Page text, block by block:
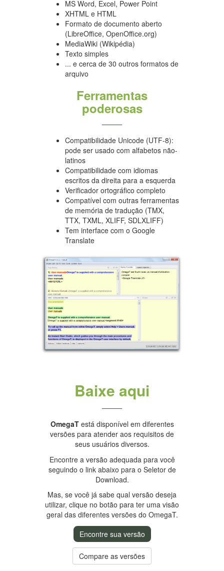
MS Word, Excel, Power Point
XHTML e HTML
Formato de documento aberto
(LibreOffice, OpenOffice.org)
MediaWiki (Wikipédia)
Texto simples
... e cerca de 30 outros formatos de
arquivo
Ferramentas
poderosas
Compatibilidade Unicode (UTF-8):
pode ser usado com alfabetos não-
latinos
Compatibilidade com idiomas
escritos da direita para a esquerda
Verificador ortográfico completo
Compatível com outras ferramentas
de memória de tradução (TMX,
TTX, TXML, XLIFF, SDLXLIFF)
Tem interface com o Google
Translate
Baixe aqui
OmegaTestá disponível em diferentes
versões para atender aos requisitos de
seus usuários diversos.
Encontre a versão adequada para você
seguindo o link abaixo para o Seletor de
Download.
Mas, se você já sabe qual versão deseja
utilizar, clique no botão para ter uma visão
geral das diferentes versões do OmegaT.
Encontre sua versão
Compare as versões